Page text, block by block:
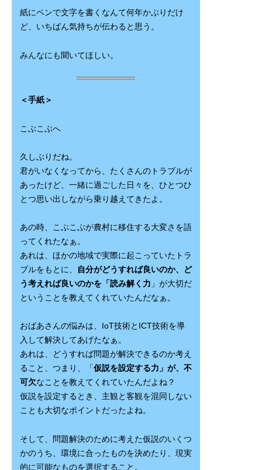
紙にペンで文字を書くなんて何年かぶりだけ
ど、いちばん気持ちが伝わると思う。
みんなにも聞いてほしい。
＜手紙＞
こぶこぶへ
久しぶりだね。
君がいなくなってから、たくさんのトラブルが
あったけど、一緒に過ごした日々を、ひとつひ
とつ思い出しながら乗り越えてきたよ。
あの時、こぶこぶが農村に移住する大変さを語
ってくれたなぁ。
あれは、ほかの地域で実際に起こっていたトラ
ブルをもとに、
自分がどうすれば良いのか、ど
う考えれば良いのかを「読み解く力 」が大切だ
ということを教えてくれていたんだなぁ。
おばあさんの悩みは、IoT技術とICT技術を導
入して解決してあげたなぁ。
あれは、どうすれば問題が解決できるのか考え
ること、つまり、「 仮説を設定する力」が、不
可欠なことを教えてくれていたんだよね？
仮説を設定するとき、主観と客観を混同しない
ことも大切なポイントだったよね。
そして、問題解決のために考えた仮説のいくつ
かのうち、環境に合ったものを決めたり、現実
的に可能なものを選択すること。